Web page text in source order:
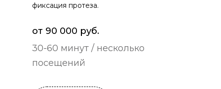
фиксация протеза.
от 90 000 руб.
30-60 минут / несколько
посещений